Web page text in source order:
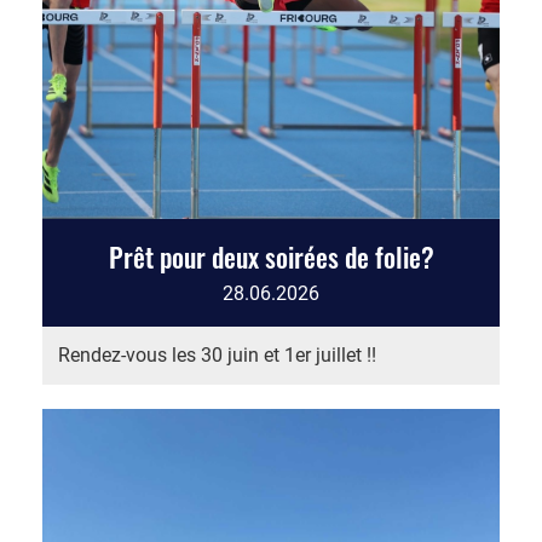
Prêt pour deux soirées de folie?
28.06.2026
Rendez-vous les 30 juin et 1er juillet !!